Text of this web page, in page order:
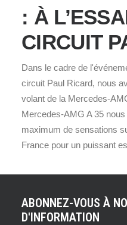
: À
CIRCUIT
Dans le cadre de
circuit Paul Ricard, nous
volant de la Mercedes-
Mercedes-AMG A 35
maximum de sensations
France pour un puissant
ABONNEZ-VOUS À
D'INFORMATION